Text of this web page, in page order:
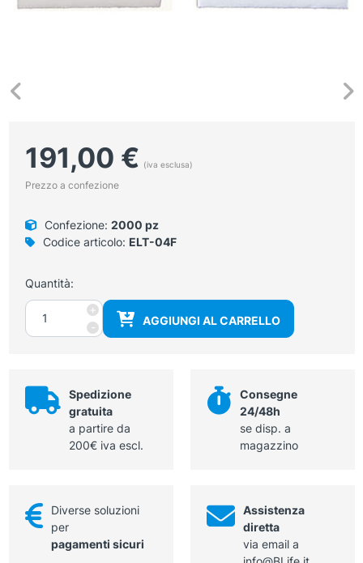
191,00 € (iva esclusa)
Prezzo a confezione
Confezione: 2000 pz
Codice articolo: ELT-04F
Quantità:
-
Elettrodi
adesivi
con
ECG
a
mm
quantità
+
AGGIUNGI AL CARRELLO
Spedizione
gratuita
a partire da
200€ iva escl.
Consegne
24/48h
se disp. a
magazzino
Diverse soluzioni
per
pagamenti sicuri
Assistenza
diretta
via email a